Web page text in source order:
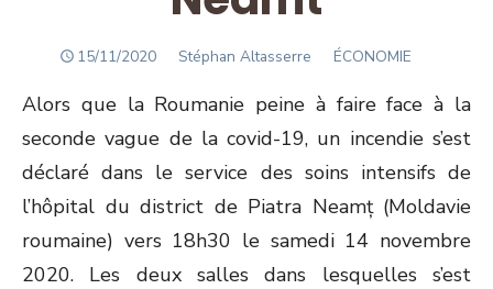
POSTED
15/11/2020 Author
Stéphan Altasserre ÉCONOMIE
Alors que la Roumanie peine à faire face à la
seconde vague de la covid-19, un incendie s’est
déclaré dans le service des soins intensifs de
l’hôpital du district de Piatra Neamț (Moldavie
roumaine) vers 18h30 le samedi 14 novembre
2020. Les deux salles dans lesquelles s’est